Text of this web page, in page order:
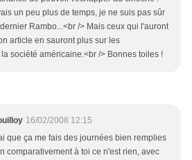
un peu plus de temps, je ne suis pas sûr
Rambo...<br /> Mais ceux qui l'auront
article en sauront plus sur les
société américaine.<br /> Bonnes toiles !
16/02/2008 12:15
que ça me fais des journées bien remplies
comparativement à toi ce n'est rien, avec